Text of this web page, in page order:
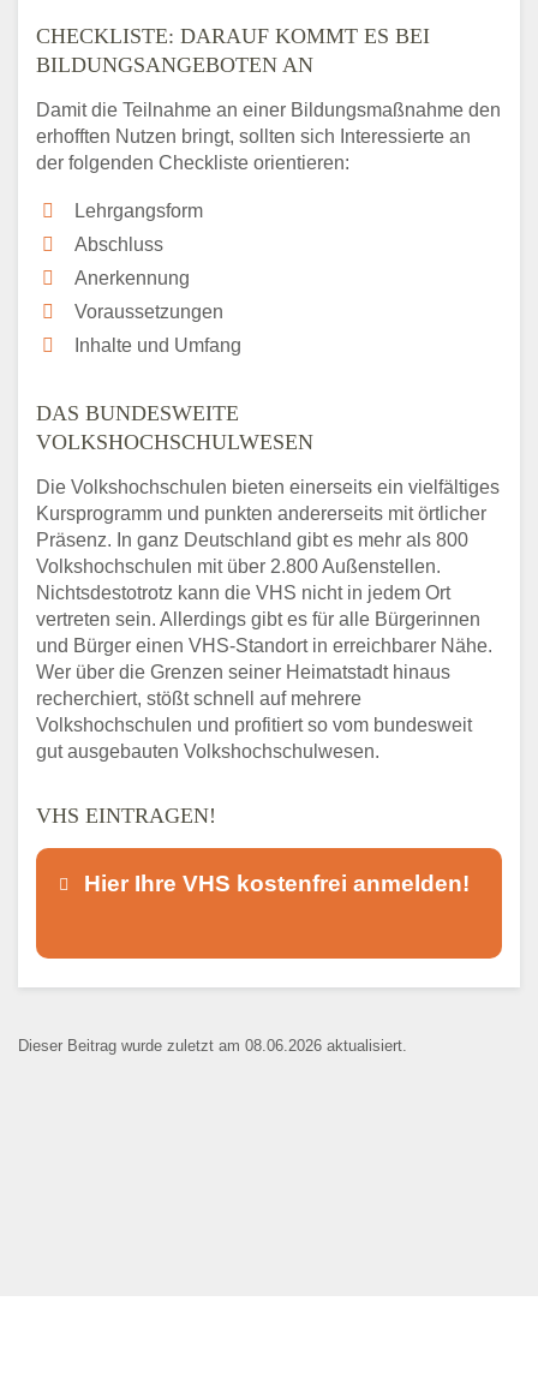
CHECKLISTE: DARAUF KOMMT ES BEI
BILDUNGSANGEBOTEN AN
Damit die Teilnahme an einer Bildungsmaßnahme den
erhofften Nutzen bringt, sollten sich Interessierte an
der folgenden Checkliste orientieren:
Lehrgangsform
Abschluss
Anerkennung
Voraussetzungen
Inhalte und Umfang
DAS BUNDESWEITE
VOLKSHOCHSCHULWESEN
Die Volkshochschulen bieten einerseits ein vielfältiges
Kursprogramm und punkten andererseits mit örtlicher
Präsenz. In ganz Deutschland gibt es mehr als 800
Volkshochschulen mit über 2.800 Außenstellen.
Nichtsdestotrotz kann die VHS nicht in jedem Ort
vertreten sein. Allerdings gibt es für alle Bürgerinnen
und Bürger einen VHS-Standort in erreichbarer Nähe.
Wer über die Grenzen seiner Heimatstadt hinaus
recherchiert, stößt schnell auf mehrere
Volkshochschulen und profitiert so vom bundesweit
gut ausgebauten Volkshochschulwesen.
VHS EINTRAGEN!
Hier Ihre VHS kostenfrei anmelden!
Kontaktaufnahme und ist nicht
Dieser Beitrag wurde zuletzt am 08.06.2026 aktualisiert.